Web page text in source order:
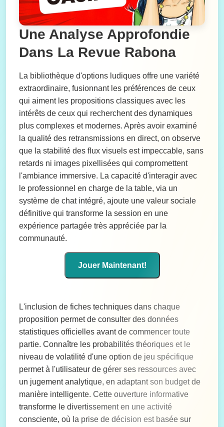
Une Analyse Approfondie
Dans La Revue Rabona
La bibliothèque d'options ludiques offre une variété
extraordinaire, fusionnant les préférences de ceux
qui aiment les propositions classiques avec les
intérêts de ceux qui recherchent des dynamiques
plus complexes et modernes. Après avoir examiné
la qualité des retransmissions en direct, on observe
que la stabilité des flux visuels est impeccable, sans
retards ni images pixellisées qui compromettent
l'ambiance immersive. La capacité d'interagir avec
le professionnel en charge de la table, via un
système de chat intégré, ajoute une valeur sociale
définitive qui transforme la session en une
expérience partagée très appréciée par la
communauté.
Jouer Maintenant!
L'inclusion de fiches techniques dans chaque
proposition permet de consulter des données
statistiques officielles avant de commencer toute
partie. Connaître les probabilités théoriques et le
niveau de volatilité d'une option de jeu spécifique
permet à l'utilisateur de gérer ses ressources avec
un jugement analytique, en adaptant son budget de
manière intelligente. Cette ouverture informative
transforme le divertissement en une activité
consciente, où la prise de décision est basée sur